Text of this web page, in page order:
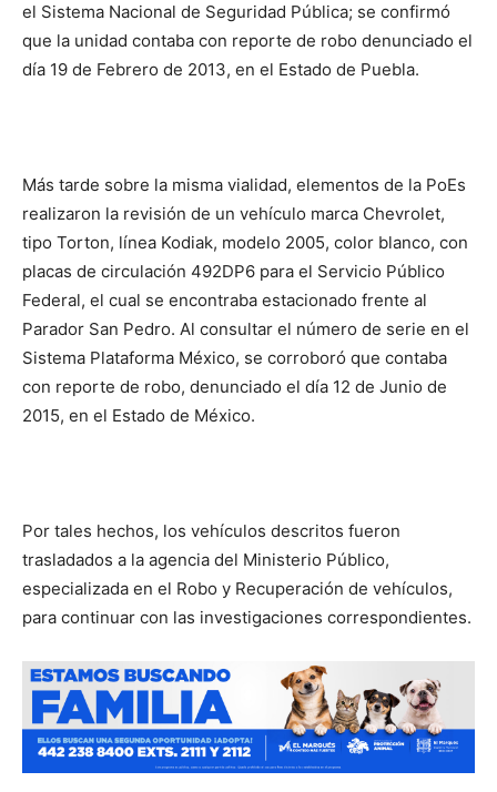
el Sistema Nacional de Seguridad Pública; se confirmó
que la unidad contaba con reporte de robo denunciado el
día 19 de Febrero de 2013, en el Estado de Puebla.
Más tarde sobre la misma vialidad, elementos de la PoEs
realizaron la revisión de un vehículo marca Chevrolet,
tipo Torton, línea Kodiak, modelo 2005, color blanco, con
placas de circulación 492DP6 para el Servicio Público
Federal, el cual se encontraba estacionado frente al
Parador San Pedro. Al consultar el número de serie en el
Sistema Plataforma México, se corroboró que contaba
con reporte de robo, denunciado el día 12 de Junio de
2015, en el Estado de México.
Por tales hechos, los vehículos descritos fueron
trasladados a la agencia del Ministerio Público,
especializada en el Robo y Recuperación de vehículos,
para continuar con las investigaciones correspondientes.